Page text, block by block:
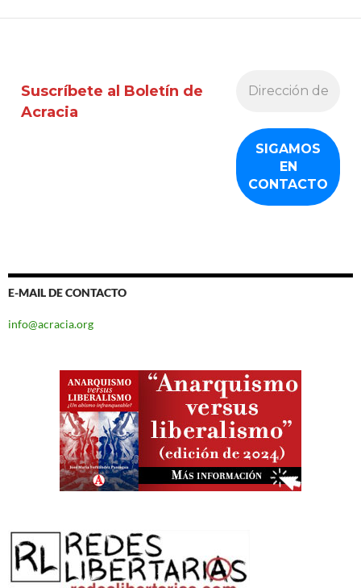
Suscríbete al Boletín de
Acracia
E-MAIL DE CONTACTO
info@acracia.org